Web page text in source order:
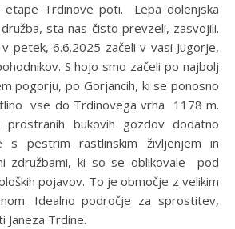
etape Trdinove poti. Lepa dolenjska
sta nas čisto prevzeli, zasvojili.
petek, 6.6.2025 začeli v vasi Jugorje,
S hojo smo začeli po najbolj
pogorju, po Gorjancih, ki se ponosno
vse do Trdinovega vrha 1178 m.
prostranih bukovih gozdov dodatno
s pestrim rastlinskim življenjem in
združbami, ki so se oblikovale pod
pojavov. To je območje z velikim
Idealno področje za sprostitev,
Janeza Trdine.